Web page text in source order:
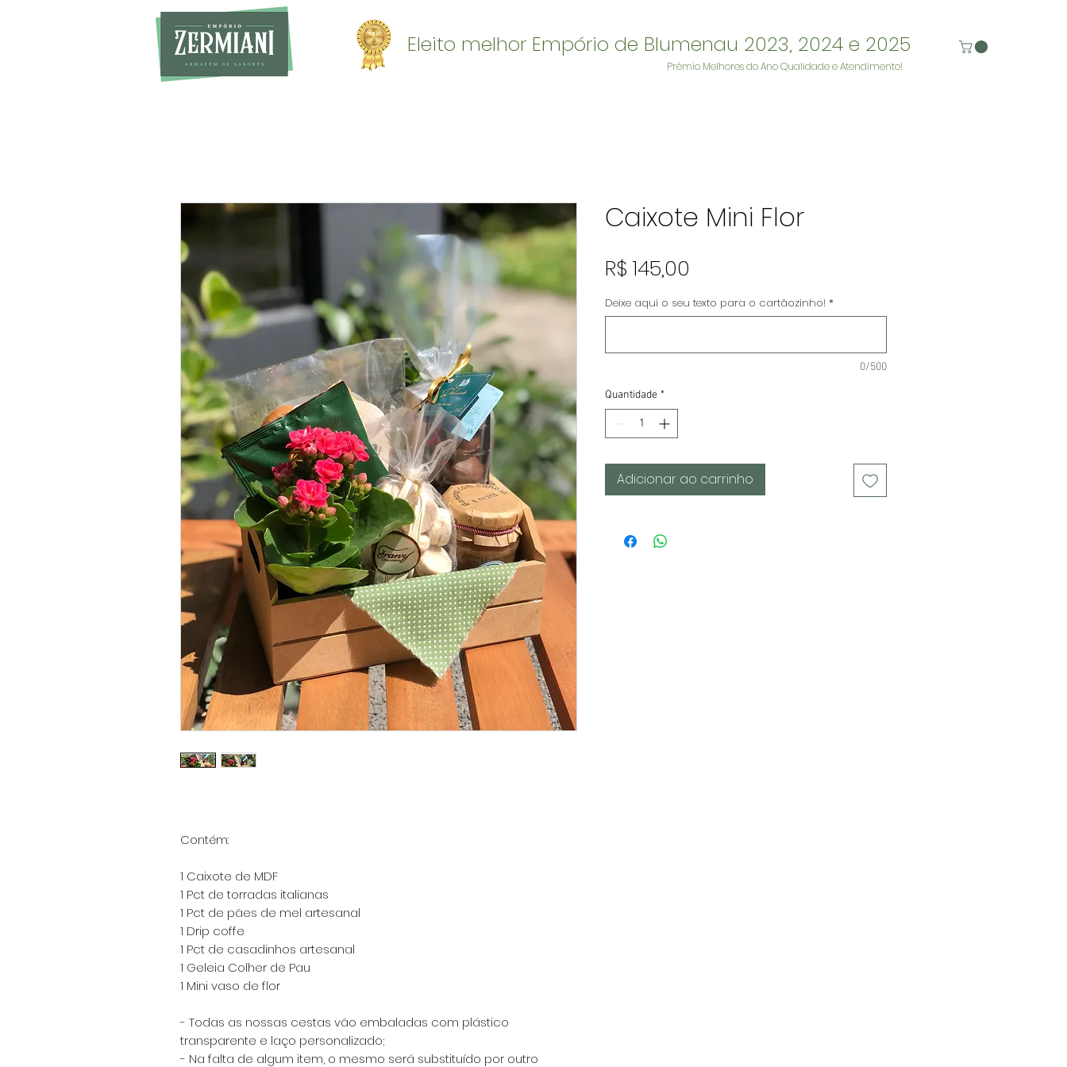
Eleito melhor Empório de Blumenau 2023, 2024 e 2025
Prêmio Melhores do Ano Qualidade e Atendimento!
Contém:
1 Caixote de MDF
1 Pct de torradas italianas
1 Pct de pães de mel artesanal
1 Drip coffe
1 Pct de casadinhos artesanal
1 Geleia Colher de Pau
1 Mini vaso de flor
- Todas as nossas cestas vão embaladas com plástico
transparente e laço personalizado;
- Na falta de algum item, o mesmo será substituído por outro
Caixote Mini Flor
R$ 145,00
Deixe aqui o seu texto para o cartãozinho! *
0/500
Quantidade *
Adicionar ao carrinho